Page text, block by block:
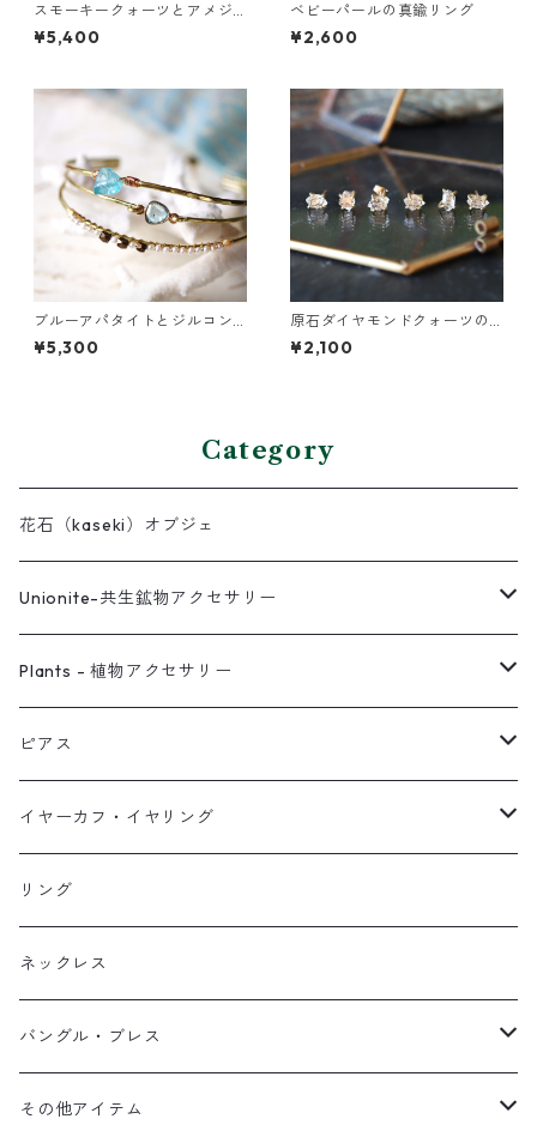
スモーキークォーツとアメジ
ストの真鍮3連バングル
¥5,400
ベビーパールの真鍮リング
¥2,600
ブルーアパタイトとジルコン
の真鍮3連バングル
¥5,300
原石ダイヤモンドクォーツの
プチピアス（一粒/片方）
¥2,100
Category
花石（kaseki）オブジェ
Unionite-共生鉱物アクセサリー
ピアス
ネックレス
イヤーカフ
イヤリング
Plants - 植物アクセサリー
ピアス
ネックレス
リング
ブレス
オブジェ
イヤーカフ
ピアス
スタッド・一粒
フック・ぶら下がり
フープ
イヤーカフ・イヤリング
原石イヤーカフ
植物イヤーカフ
ぶら下がりイヤーカフ
2連イヤーカフ
リング
ネックレス
バングル・ブレス
ブレスレット
その他アイテム